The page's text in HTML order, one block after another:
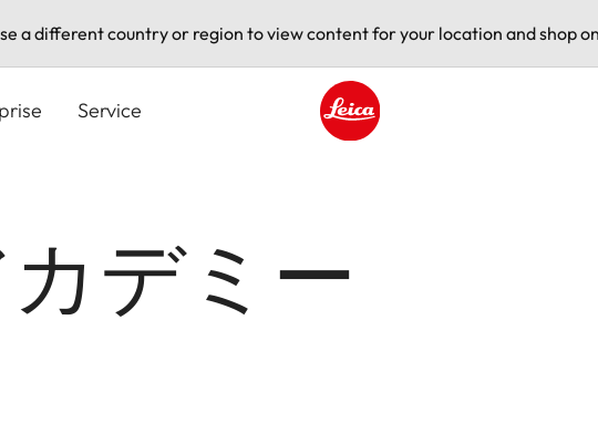
a different country or region to view content for your location and shop
Service
デミー